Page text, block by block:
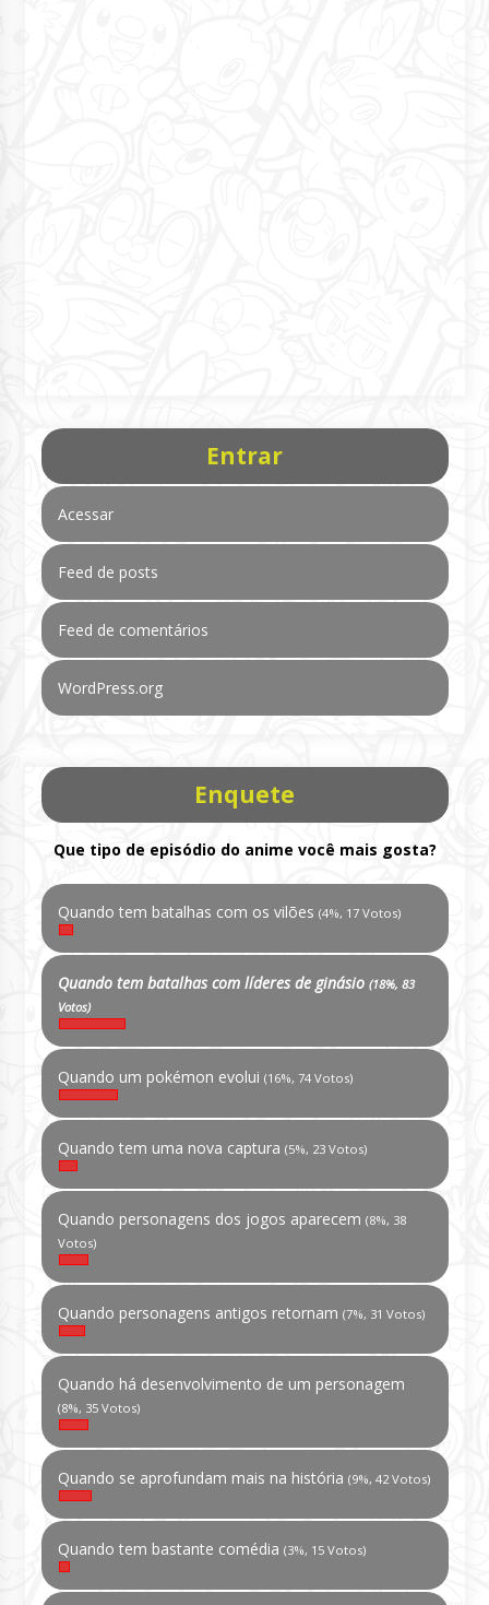
Entrar
Acessar
Feed de posts
Feed de comentários
WordPress.org
Enquete
Que tipo de episódio do anime você mais gosta?
Quando tem batalhas com os vilões (4%, 17 Votos)
Quando tem batalhas com líderes de ginásio (18%, 83
Votos)
Quando um pokémon evolui (16%, 74 Votos)
Quando tem uma nova captura (5%, 23 Votos)
Quando personagens dos jogos aparecem (8%, 38
Votos)
Quando personagens antigos retornam (7%, 31 Votos)
Quando há desenvolvimento de um personagem
(8%, 35 Votos)
Quando se aprofundam mais na história (9%, 42 Votos)
Quando tem bastante comédia (3%, 15 Votos)